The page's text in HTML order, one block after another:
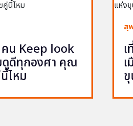
คน Keep look
ดูดีทุกองศา คุณ
ไหม
สุ